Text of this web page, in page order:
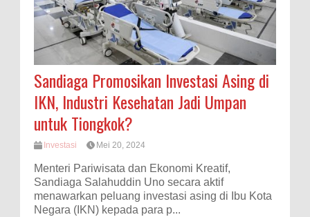
Sandiaga Promosikan Investasi Asing di
IKN, Industri Kesehatan Jadi Umpan
untuk Tiongkok?
Investasi Mei 20, 2024
Menteri Pariwisata dan Ekonomi Kreatif,
Sandiaga Salahuddin Uno secara aktif
menawarkan peluang investasi asing di Ibu Kota
Negara (IKN) kepada para p...